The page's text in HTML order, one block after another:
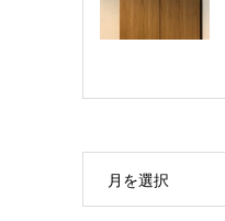
月を選択